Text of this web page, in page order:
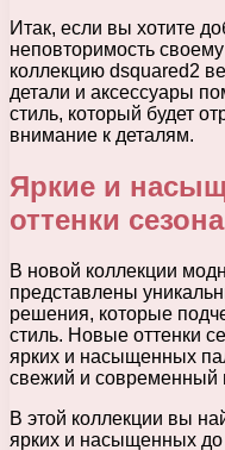
Итак, если вы хотите
неповторимость
коллекцию dsquared2
детали и аксессуары
стиль, который будет
внимание к деталям.
Яркие и
оттенки сезона
В новой коллекции
представлены
решения, которые
стиль. Новые оттенки
ярких и насыщенных
свежий и современный
В этой коллекции вы
ярких и насыщенных